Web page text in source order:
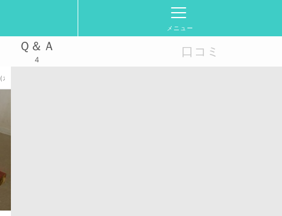
メニュー
Ｑ＆Ａ
4
口コミ
)